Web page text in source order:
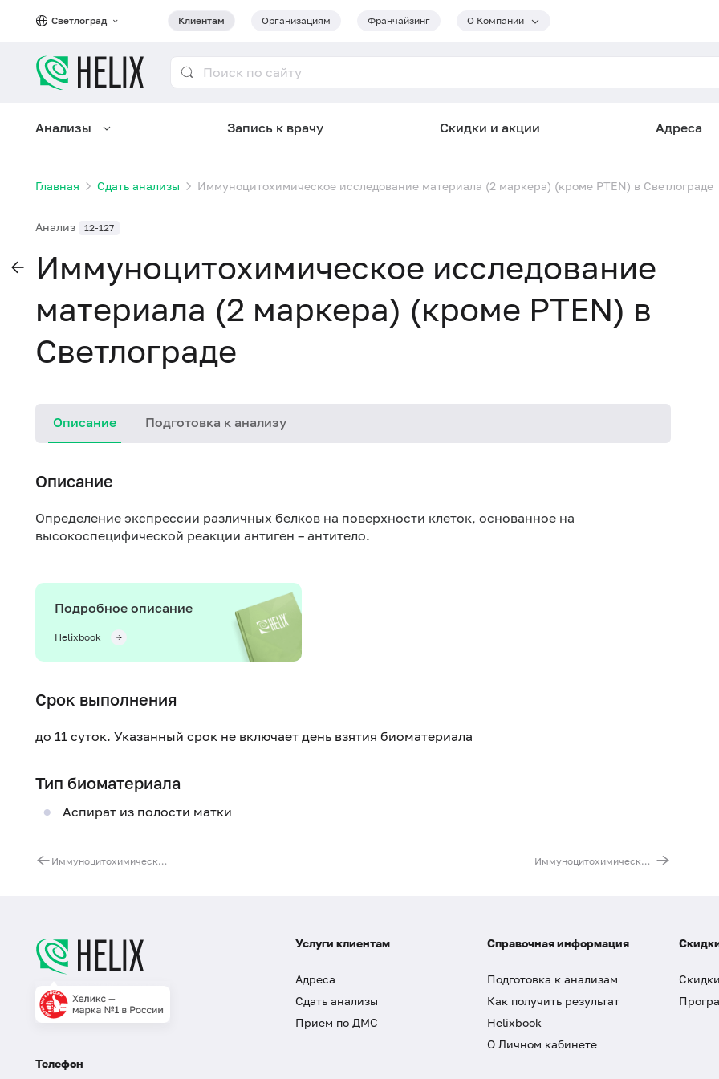
Светлоград Клиентам Организациям Франчайзинг О Компании
Анализы Запись к врачу Скидки и акции Адреса
Главная Сдать анализы Иммуноцитохимическое исследование материала (2 маркера) (кроме PTEN) в Светлограде
Анализ 12-127
Иммуноцитохимическое исследование
материала (2 маркера) (кроме PTEN) в
Светлограде
Описание Подготовка к анализу
Описание
Определение экспрессии различных белков на поверхности клеток, основанное на
высокоспецифической реакции антиген – антитело.
Подробное описание
Helixbook
Срок выполнения
до 11 суток. Указанный срок не включает день взятия биоматериала
Тип биоматериала
Аспират из полости матки
Иммуноцитохимическое исследование материала (1 маркер) (кроме PTEN) Иммуноцитохимическое исследование материала (3 маркера) (кроме PTEN)
Телефон
Услуги клиентам
Адреса
Сдать анализы
Прием по ДМС
Справочная информация
Подготовка к анализам
Как получить результат
Helixbook
О Личном кабинете